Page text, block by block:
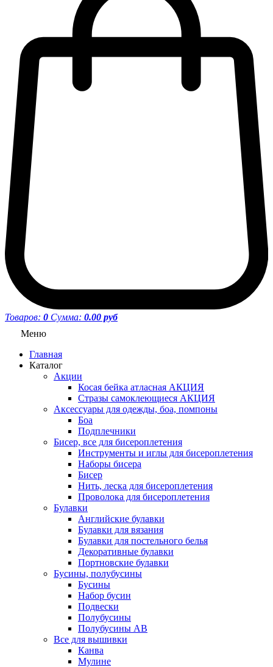
Товаров: 0 Сумма: 0.00 руб
Меню
Главная
Каталог
Акции
Косая бейка атласная АКЦИЯ
Стразы самоклеющиеся АКЦИЯ
Аксессуары для одежды, боа, помпоны
Боа
Подплечники
Бисер, все для бисероплетения
Инструменты и иглы для бисероплетения
Наборы бисера
Бисер
Нить, леска для бисероплетения
Проволока для бисероплетения
Булавки
Английские булавки
Булавки для вязания
Булавки для постельного белья
Декоративные булавки
Портновские булавки
Бусины, полубусины
Бусины
Набор бусин
Подвески
Полубусины
Полубусины AB
Все для вышивки
Канва
Мулине